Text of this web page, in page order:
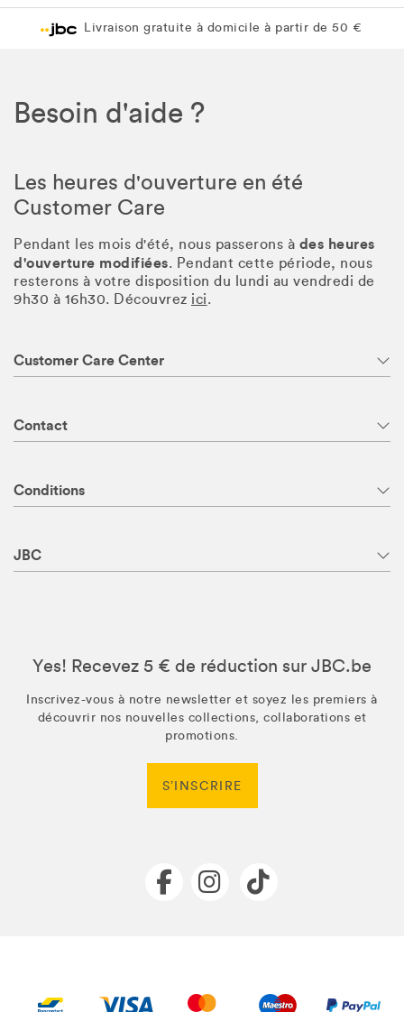
Livraison gratuite en magasin JBC
Livraison gratuite en magasin JBC
Besoin d'aide ?
Les heures d'ouverture en été
Customer Care
Pendant les mois d'été, nous passerons à des heures
d'ouverture modifiées. Pendant cette période, nous
resterons à votre disposition du lundi au vendredi de
9h30 à 16h30. Découvrez ici.
Customer Care Center
Contact
Conditions
JBC
Yes! Recevez 5 € de réduction sur JBC.be
Inscrivez-vous à notre newsletter et soyez les premiers à
découvrir nos nouvelles collections, collaborations et
promotions.
S’INSCRIRE